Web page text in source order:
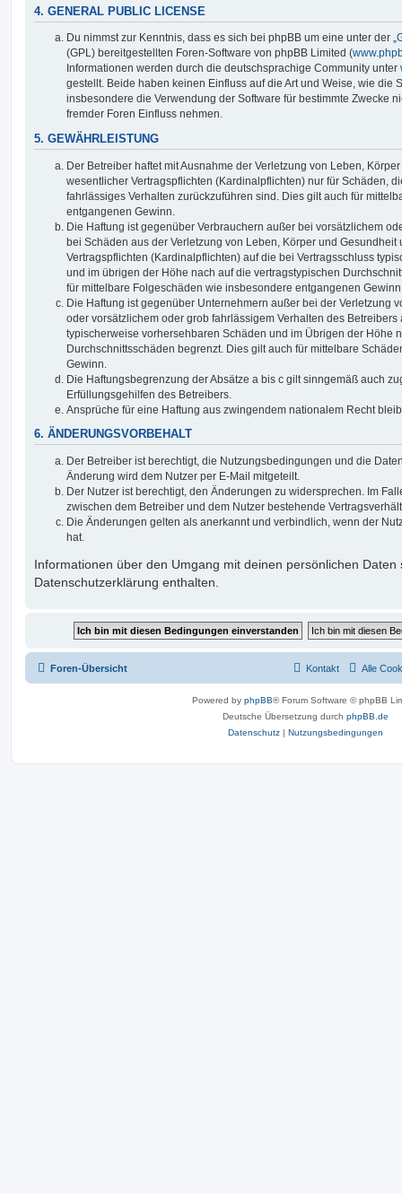
4. GENERAL PUBLIC LICENSE
Du nimmst zur Kenntnis, dass es sich bei phpBB um eine unter der „
(GPL) bereitgestellten Foren-Software von phpBB Limited (
Informationen werden durch die deutschsprachige Community unter
gestellt. Beide haben keinen Einfluss auf die Art und Weise, wie die
insbesondere die Verwendung der Software für bestimmte Zwecke
fremder Foren Einfluss nehmen.
5. GEWÄHRLEISTUNG
Der Betreiber haftet mit Ausnahme der Verletzung von Leben,
wesentlicher Vertragspflichten (Kardinalpflichten) nur für Schäden,
fahrlässiges Verhalten zurückzuführen sind. Dies gilt auch für
entgangenen Gewinn.
Die Haftung ist gegenüber Verbrauchern außer bei vorsätzlichem
bei Schäden aus der Verletzung von Leben, Körper und
Vertragspflichten (Kardinalpflichten) auf die bei Vertragsschluss
und im übrigen der Höhe nach auf die vertragstypischen
für mittelbare Folgeschäden wie insbesondere entgangenen
Die Haftung ist gegenüber Unternehmern außer bei der Verletzung
oder vorsätzlichem oder grob fahrlässigem Verhalten des Betreibers
typischerweise vorhersehbaren Schäden und im Übrigen der Höhe
Durchschnittsschäden begrenzt. Dies gilt auch für mittelbare
Gewinn.
Die Haftungsbegrenzung der Absätze a bis c gilt sinngemäß auch
Erfüllungsgehilfen des Betreibers.
Ansprüche für eine Haftung aus zwingendem nationalem Recht
6. ÄNDERUNGSVORBEHALT
Der Betreiber ist berechtigt, die Nutzungsbedingungen und die
Änderung wird dem Nutzer per E-Mail mitgeteilt.
Der Nutzer ist berechtigt, den Änderungen zu widersprechen. Im
zwischen dem Betreiber und dem Nutzer bestehende
Die Änderungen gelten als anerkannt und verbindlich, wenn der
hat.
Informationen über den Umgang mit deinen persönlichen Daten
Datenschutzerklärung enthalten.
Foren-Übersicht Alle
Kontakt
Powered by phpBB® Forum Software © phpBB
Deutsche Übersetzung durch phpBB.de
Datenschutz | Nutzungsbedingungen